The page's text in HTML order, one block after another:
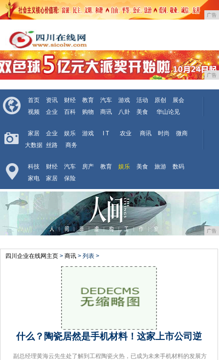
广告
广告
首页 资讯 财经 教育 汽车 游戏 活动 原创
展会
视频
企业 百科 购物 商讯 八卦 美食 华山论见
家居 企业 娱乐 游戏 I T 农业 商讯 时尚
微商
大数据 丝路 商务
科技 财经 汽车 房产 教育 娱乐 美食 旅游
数码
家电
家居 保险
广告
四川企业在线网主页 > 商讯 > 列表 >
什么？陶瓷居然是手机材料！这家上市公司逆
副总经理黄海云先生处了解到工程陶瓷火热，已成为未来手机材料的发展方